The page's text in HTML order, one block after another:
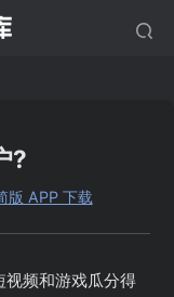
?
版 APP 下载
频和游戏瓜分得